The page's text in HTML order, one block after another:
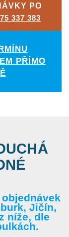
PO
337 383
PŘÍMO
Jičín,
níže, dle